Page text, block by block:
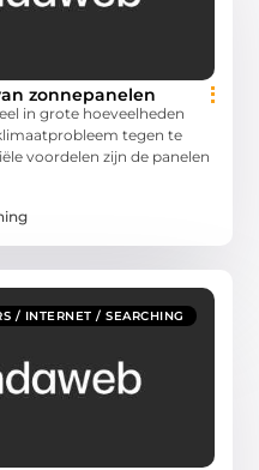
zonnepanelen
in grote hoeveelheden
tegen te
voordelen zijn de panelen
/ INTERNET / SEARCHING